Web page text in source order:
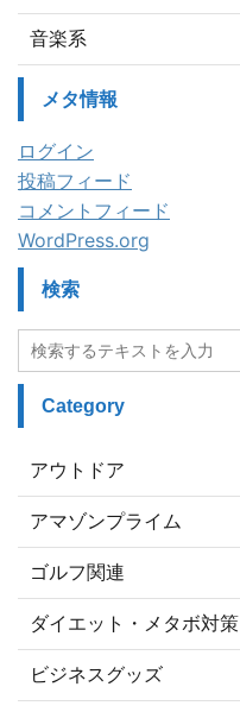
音楽系
メタ情報
ログイン
投稿フィード
コメントフィード
WordPress.org
検索
Category
アウトドア
アマゾンプライム
ゴルフ関連
ダイエット・メタボ対策
ビジネスグッズ